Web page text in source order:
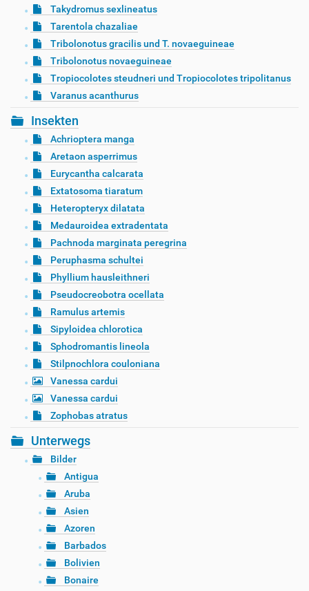
Takydromus sexlineatus
Tarentola chazaliae
Tribolonotus gracilis und T. novaeguineae
Tribolonotus novaeguineae
Tropiocolotes steudneri und Tropiocolotes tripolitanus
Varanus acanthurus
Insekten
Achrioptera manga
Aretaon asperrimus
Eurycantha calcarata
Extatosoma tiaratum
Heteropteryx dilatata
Medauroidea extradentata
Pachnoda marginata peregrina
Peruphasma schultei
Phyllium hausleithneri
Pseudocreobotra ocellata
Ramulus artemis
Sipyloidea chlorotica
Sphodromantis lineola
Stilpnochlora couloniana
Vanessa cardui
Vanessa cardui
Zophobas atratus
Unterwegs
Bilder
Antigua
Aruba
Asien
Azoren
Barbados
Bolivien
Bonaire